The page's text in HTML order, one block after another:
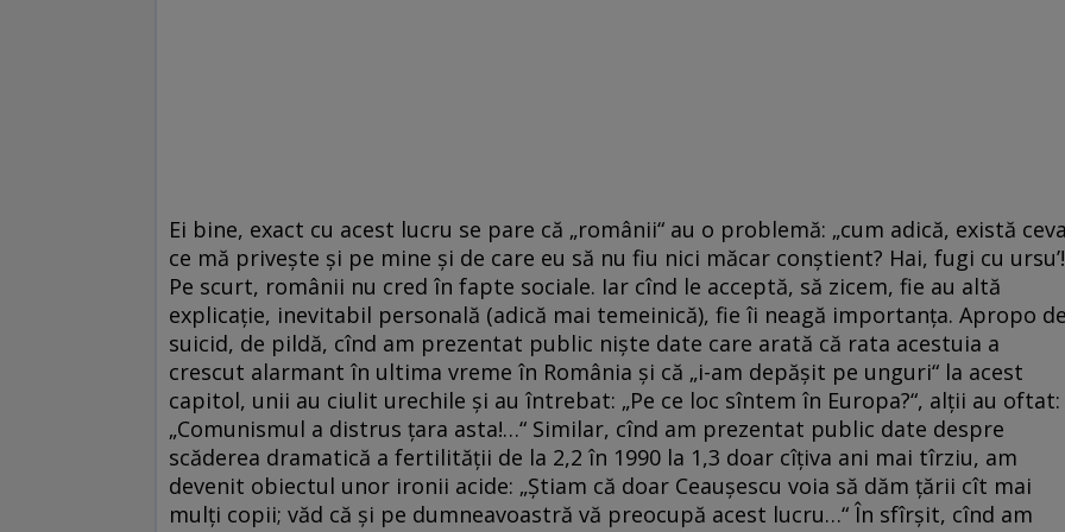
Ei bine, exact cu acest lucru se pare că „românii“ au o problemă: „cum adică, există ceva
ce mă priveşte şi pe mine şi de care eu să nu fiu nici măcar conştient? Hai, fugi cu
Pe scurt, românii nu cred în fapte sociale. Iar cînd le acceptă, să zicem, fie au altă
explicaţie, inevitabil personală (adică mai temeinică), fie îi neagă importanţa. Apropo de
suicid, de pildă, cînd am prezentat public nişte date care arată că rata acestuia a
crescut alarmant în ultima vreme în România şi că „i-am depăşit pe unguri“ la acest
capitol, unii au ciulit urechile şi au întrebat: „Pe ce loc sîntem în Europa?“, alţii au oftat:
„Comunismul a distrus ţara asta!…“ Similar, cînd am prezentat public date despre
scăderea dramatică a fertilităţii de la 2,2 în 1990 la 1,3 doar cîţiva ani mai tîrziu, am
devenit obiectul unor ironii acide: „Ştiam că doar Ceauşescu voia să dăm ţării cît mai
mulţi copii; văd că şi pe dumneavoastră vă preocupă acest lucru…“ În sfîrşit, cînd am